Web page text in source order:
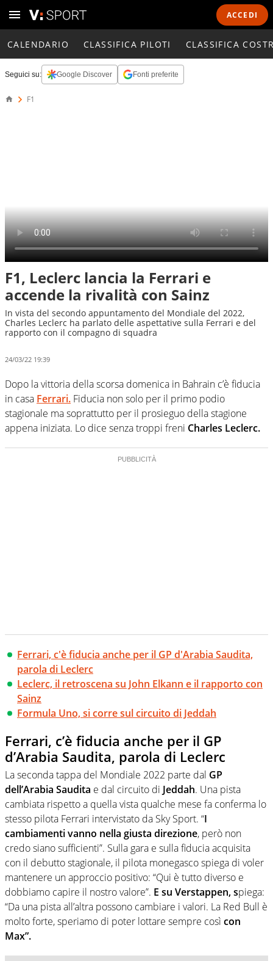
ACCEDI
CALENDARIO CLASSIFICA PILOTI CLASSIFICA
Seguici su: Google Discover Fonti preferite
F1
F1, Leclerc lancia la Ferrari e
accende la rivalità con Sainz
In vista del secondo appuntamento del Mondiale del 2022,
Charles Leclerc ha parlato delle aspettative sulla Ferrari e del
rapporto con il compagno di squadra
24/03/22 19:39
Dopo la vittoria della scorsa domenica in Bahrain c’è fiducia
in casa Ferrari. Fiducia non solo per il primo podio
stagionale ma soprattutto per il prosieguo della stagione
appena iniziata. Lo dice senza troppi freni Charles Leclerc.
Ferrari, c'è fiducia anche per il GP d'Arabia Saudita,
parola di Leclerc
Leclerc, il retroscena su John Elkann e il rapporto con
Sainz
Formula Uno, si corre sul circuito di Jeddah
Ferrari, c’è fiducia anche per il GP
d’Arabia Saudita, parola di Leclerc
La seconda tappa del Mondiale 2022 parte dal GP
dell’Arabia Saudita e dal circuito di Jeddah. Una pista
cambiata rispetto a quella vista qualche mese fa conferma lo
stesso pilota Ferrari intervistato da Sky Sport. “I
cambiamenti vanno nella giusta direzione, però non
credo siano sufficienti”. Sulla gara e sulla fiducia acquisita
con il debutto stagionale, il pilota monegasco spiega di voler
mantenere un approccio positivo: “Qui è tutto diverso e
dobbiamo capire il nostro valore”. E su Verstappen, spiega:
“Da una pista all’altra possono cambiare i valori. La Red Bull è
molto forte, speriamo di poter lottare sempre così con
Max”.